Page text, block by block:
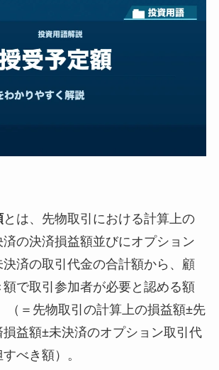
とは、先物取引における計算上の
の決済損益額並びにオプション
済の取引代金の合計額から、顧
で取引参加者が必要と認める額
（＝先物取引の計算上の損益額±先
益額±未決済のオプション取引代
べき額）。